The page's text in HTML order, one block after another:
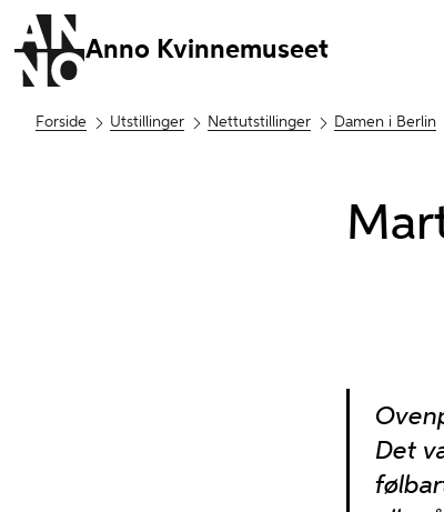
Anno Kvinnemuseet
Forside Utstillinger Nettutstillinger Damen i Berlin
Det